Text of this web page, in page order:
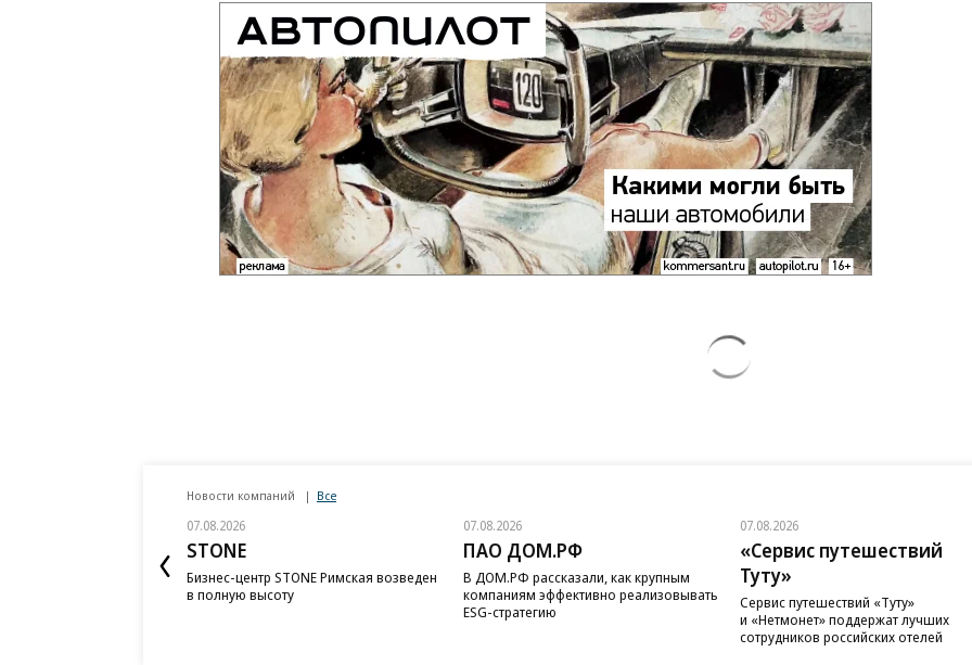
Новости компаний Все
07.08.2026
STONE
Бизнес-центр STONE Римская возведен
в полную высоту
07.08.2026
ПАО ДОМ.РФ
В ДОМ.РФ рассказали, как крупным
компаниям эффективно реализовывать
ESG-стратегию
07.08.2026
«Сервис путешествий
Туту»
Сервис путешествий «Туту»
и «Нетмонет» поддержат лучших
сотрудников российских отелей